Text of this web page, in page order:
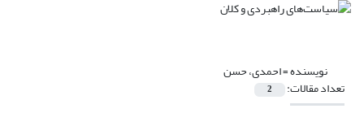
نویسنده =احمدی، حسن
تعداد مقالات: 2